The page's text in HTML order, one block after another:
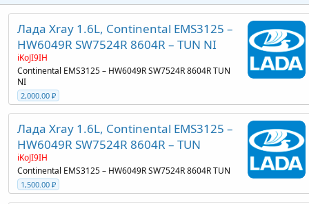
Лада Xray 1.6L, Continental EMS3125 –
HW6049R SW7524R 8604R – TUN NI
iKoJI9IH
Continental EMS3125 – HW6049R SW7524R 8604R TUN
NI
2,000.00 ₽
Лада Xray 1.6L, Continental EMS3125 –
HW6049R SW7524R 8604R – TUN
iKoJI9IH
Continental EMS3125 – HW6049R SW7524R 8604R TUN
1,500.00 ₽